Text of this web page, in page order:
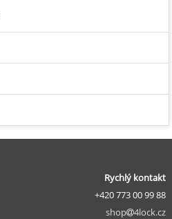
Rychlý kontakt
+420 773 00 99 88
shop
4lock.cz